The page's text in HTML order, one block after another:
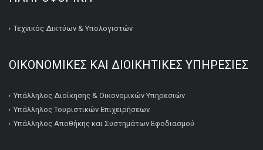
Τεχνικός Δικτύων & Υπολογιστών
ΟΙΚΟΝΟΜΙΚΕΣ ΚΑΙ ΔΙΟΙΚΗΤΙΚΕΣ ΥΠΗΡΕΣΙΕΣ
Υπάλληλος Διοίκησης & Οικονομικών Υπηρεσιών
Υπάλληλος Τουριστικών Επιχειρήσεων
Υπάλληλος Αποθήκης και Συστημάτων Εφοδιασμού